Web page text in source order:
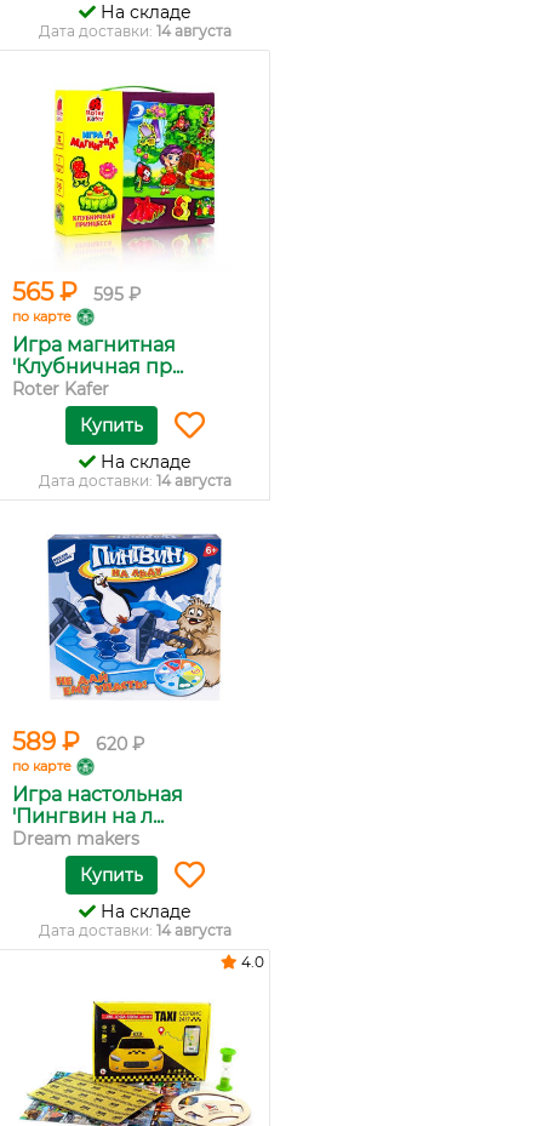
На складе
Дата доставки: 14 августа
565 ₽ 595 ₽
по карте
Игра магнитная
'Клубничная пр...
Roter Kafer
Купить
На складе
Дата доставки: 14 августа
589 ₽ 620 ₽
по карте
Игра настольная
'Пингвин на л...
Dream makers
Купить
На складе
Дата доставки: 14 августа
4.0